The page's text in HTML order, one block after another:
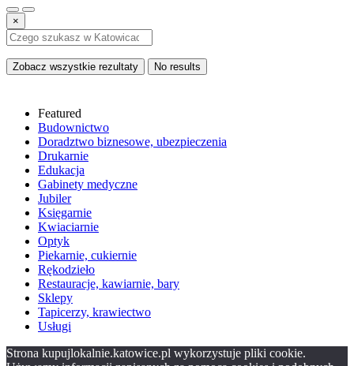
×
Zobacz wszystkie rezultaty No results
Featured
Budownictwo
Doradztwo biznesowe, ubezpieczenia
Drukarnie
Edukacja
Gabinety medyczne
Jubiler
Księgarnie
Kwiaciarnie
Optyk
Piekarnie, cukiernie
Rękodzieło
Restauracje, kawiarnie, bary
Sklepy
Tapicerzy, krawiectwo
Usługi
Strona kupujlokalnie.katowice.pl wykorzystuje pliki cookie.